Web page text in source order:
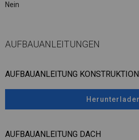
Nein
AUFBAUANLEITUNGEN
AUFBAUANLEITUNG KONSTRUKTION
AUFBAUANLEITUNG DACH